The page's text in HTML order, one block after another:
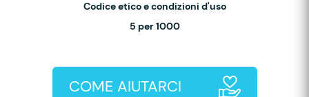
Codice etico e condizioni d'uso
5 per 1000
COME AIUTARCI